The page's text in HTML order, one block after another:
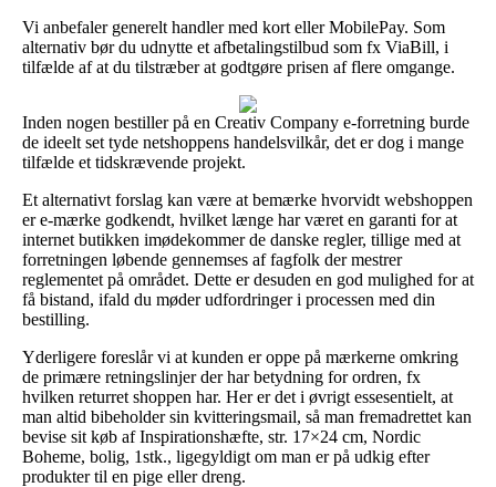
Vi anbefaler generelt handler med kort eller MobilePay. Som
alternativ bør du udnytte et afbetalingstilbud som fx ViaBill, i
tilfælde af at du tilstræber at godtgøre prisen af flere omgange.
Inden nogen bestiller på en Creativ Company e-forretning burde
de ideelt set tyde netshoppens handelsvilkår, det er dog i mange
tilfælde et tidskrævende projekt.
Et alternativt forslag kan være at bemærke hvorvidt webshoppen
er e-mærke godkendt, hvilket længe har været en garanti for at
internet butikken imødekommer de danske regler, tillige med at
forretningen løbende gennemses af fagfolk der mestrer
reglementet på området. Dette er desuden en god mulighed for at
få bistand, ifald du møder udfordringer i processen med din
bestilling.
Yderligere foreslår vi at kunden er oppe på mærkerne omkring
de primære retningslinjer der har betydning for ordren, fx
hvilken returret shoppen har. Her er det i øvrigt essesentielt, at
man altid bibeholder sin kvitteringsmail, så man fremadrettet kan
bevise sit køb af Inspirationshæfte, str. 17×24 cm, Nordic
Boheme, bolig, 1stk., ligegyldigt om man er på udkig efter
produkter til en pige eller dreng.